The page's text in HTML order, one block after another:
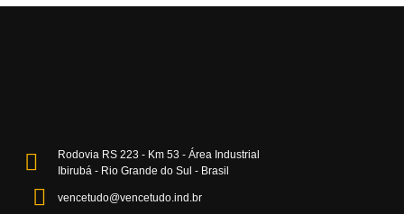
Rodovia RS 223 - Km 53 - Área Industrial
Ibirubá - Rio Grande do Sul - Brasil
vencetudo@vencetudo.ind.br